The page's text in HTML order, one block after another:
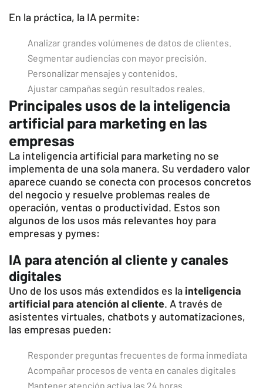
En la práctica, la IA permite:
Analizar grandes volúmenes de datos de clientes.
Segmentar audiencias con mayor precisión.
Personalizar mensajes y contenidos.
Ajustar campañas según resultados reales.
Principales usos de la inteligencia
artificial para marketing en las
empresas
La inteligencia artificial para marketing no se
implementa de una sola manera. Su verdadero valor
aparece cuando se conecta con procesos concretos
del negocio y resuelve problemas reales de
operación, ventas o productividad. Estos son
algunos de los usos más relevantes hoy para
empresas y pymes:
IA para atención al cliente y canales
digitales
Uno de los usos más extendidos es la inteligencia
artificial para atención al cliente. A través de
asistentes virtuales, chatbots y automatizaciones,
las empresas pueden:
Responder preguntas frecuentes de forma inmediata
Acompañar procesos de venta en canales digitales
Mantener atención activa las 24 horas